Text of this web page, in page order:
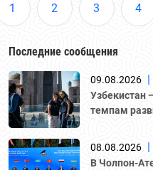
1 2 3 4
Последние сообщения
09.08.2026 |
Узбекистан
темпам
08.08.2026 |
В Чолпон-